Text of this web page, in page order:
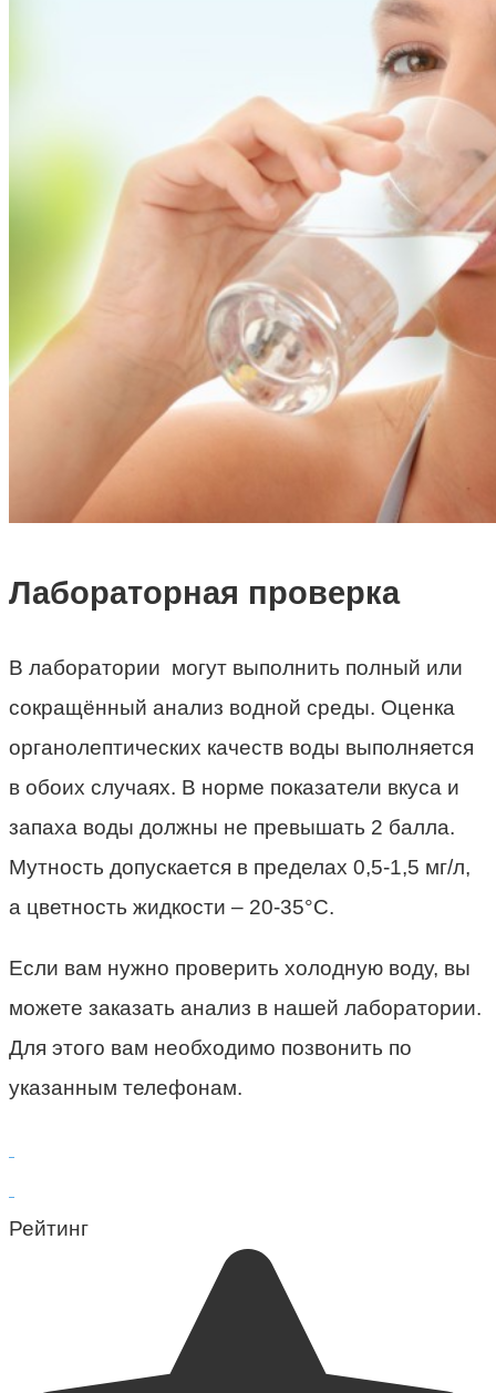
Лабораторная проверка
В лаборатории могут выполнить полный или
сокращённый анализ водной среды. Оценка
органолептических качеств воды выполняется
в обоих случаях. В норме показатели вкуса и
запаха воды должны не превышать 2 балла.
Мутность допускается в пределах 0,5-1,5 мг/л,
а цветность жидкости – 20-35°С.
Если вам нужно проверить холодную воду, вы
можете заказать анализ в нашей лаборатории.
Для этого вам необходимо позвонить по
указанным телефонам.
Рейтинг